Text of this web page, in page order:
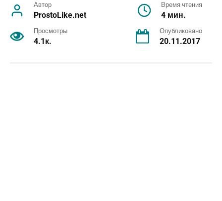
Автор
ProstoLike.net
Время чтения
4 мин.
Просмотры
4.1к.
Опубликовано
20.11.2017